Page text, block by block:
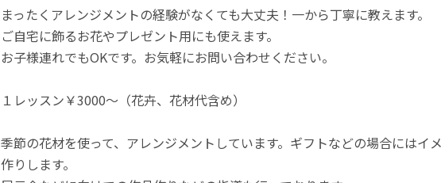
まったくアレンジメントの経験がなくても大丈夫！一から丁寧に教えます。
ご自宅に飾るお花やプレゼント用にも使えます。
お子様連れでもOKです。お気軽にお問い合わせください。
１レッスン￥3000～（花卉、花材代含め）
季節の花材を使って、アレンジメントしています。ギフトなどの場合にはイ
作りします。